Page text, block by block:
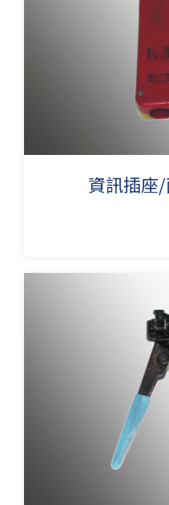
資訊插座